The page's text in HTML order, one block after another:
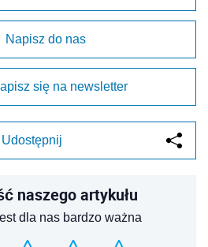
Napisz do nas
się na newsletter
Udostępnij
naszego artykułu
dla nas bardzo ważna